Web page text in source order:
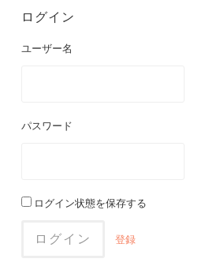
ビ
ゲ
ログイン
ユーザー名
パスワード
ログイン状態を保存する
登録